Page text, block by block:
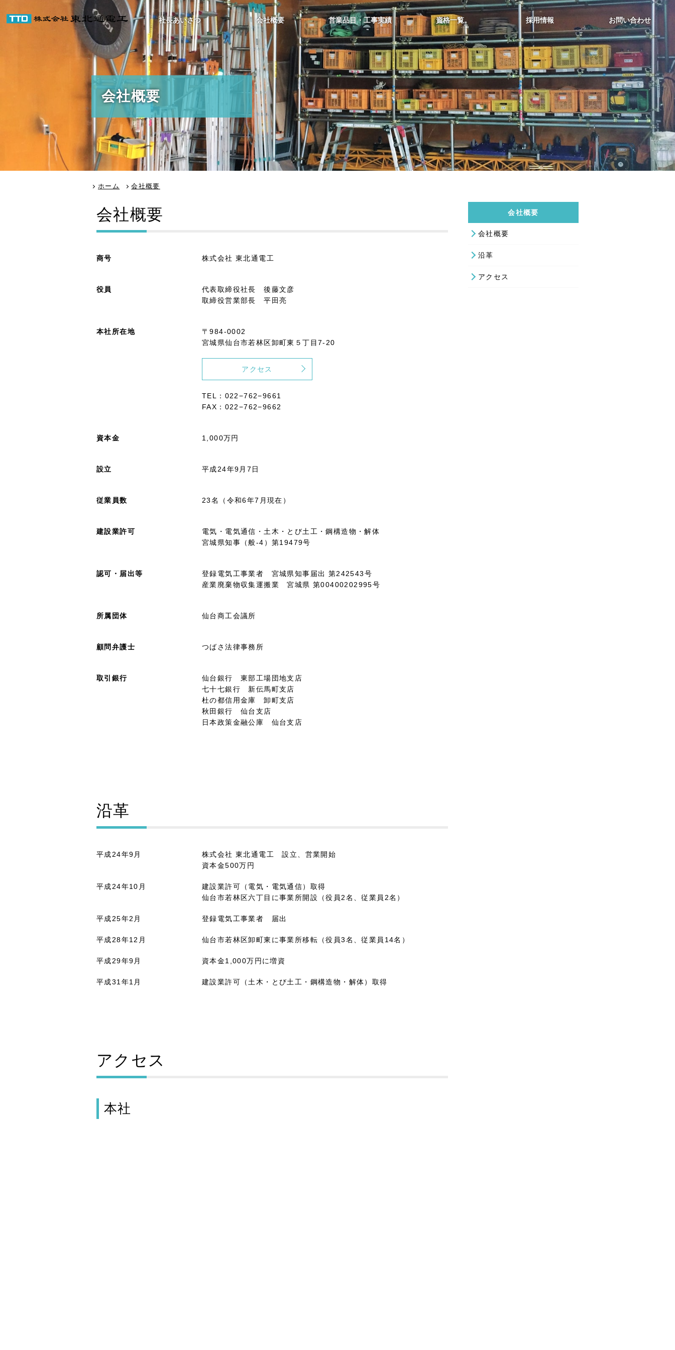
社長あいさつ 会社概要 営業品目・工事実績 資格一覧 採用情報 お問い合わせ
会社概要
ホーム 会社概要
会社概要
商号 株式会社 東北通電工
役員
代表取締役社長 後藤文彦
取締役営業部長 平田亮
本社所在地
〒984-0002
宮城県仙台市若林区卸町東５丁目7-20
アクセス
TEL：022−762−9661
FAX：022−762−9662
資本金 1,000万円
設立 平成24年9月7日
従業員数 23名（令和6年7月現在）
建設業許可
電気・電気通信・土木・とび土工・鋼構造物・解体
宮城県知事（般-4）第19479号
認可・届出等
登録電気工事業者 宮城県知事届出 第242543号
産業廃棄物収集運搬業 宮城県 第00400202995号
所属団体 仙台商工会議所
顧問弁護士 つばさ法律事務所
取引銀行
仙台銀行 東部工場団地支店
七十七銀行 新伝馬町支店
杜の都信用金庫 卸町支店
秋田銀行 仙台支店
日本政策金融公庫 仙台支店
沿革
平成24年9月
株式会社 東北通電工 設立、営業開始
資本金500万円
平成24年10月
建設業許可（電気・電気通信）取得
仙台市若林区六丁目に事業所開設（役員2名、従業員2名）
平成25年2月 登録電気工事業者 届出
平成28年12月 仙台市若林区卸町東に事業所移転（役員3名、従業員14名）
平成29年9月 資本金1,000万円に増資
平成31年1月 建設業許可（土木・とび土工・鋼構造物・解体）取得
アクセス
本社
会社概要
会社概要
沿革
アクセス